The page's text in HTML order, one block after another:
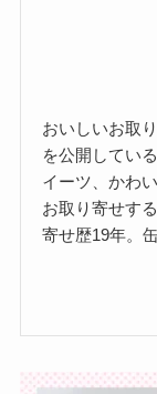
おいしいお取
を公開してい
イーツ、かわ
お取り寄せす
寄せ歴19年。